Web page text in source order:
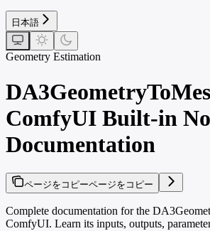
日本語
Geometry Estimation
ComfyUI Built-in
Documentation
ページをコピーページをコピー
Complete documentation for the
ComfyUI. Learn its inputs, outputs,